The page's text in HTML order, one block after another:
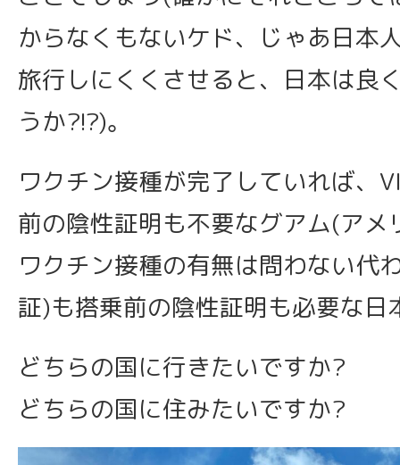
からなくもないケド、じゃあ日本
旅行しにくくさせると、日本は良
うか?!?)。
ワクチン接種が完了していれば、
前の陰性証明も不要なグアム(アメ
ワクチン接種の有無は問わない代
証)も搭乗前の陰性証明も必要な日
どちらの国に行きたいですか?
どちらの国に住みたいですか?